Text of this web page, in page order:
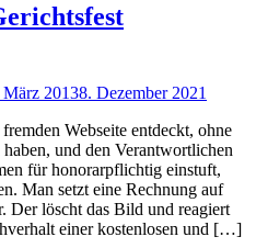
März 20138. Dezember 2021
Webseite entdeckt, ohne
und den Verantwortlichen
für honorarpflichtig einstuft,
Man setzt eine Rechnung auf
Der löscht das Bild und reagiert
einer kostenlosen und […]